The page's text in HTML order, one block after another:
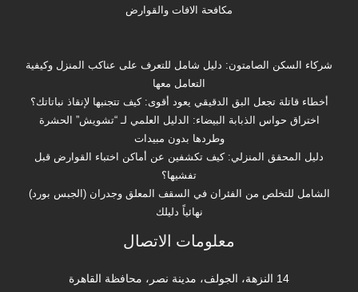
مكافحة الافات والقوارض
شركاء السكن الصامتون: دليل شامل للتعرف على عناكب المنزل وكيفية
التعامل معها
أخطاء قاتلة تجعل البق الدقيقي يعود أقوى: كيف تتجنبها لإنقاذ نباتاتك؟
اختراق حواس الذبابة البيضاء: الدليل العلمي لـ “تشويش” الحشرة
وطردها بدون مبيدات
دليل المحقق المنزلي: كيف تكشفين عن أماكن اختباء القوارض قبل
تفشيها؟
الشامل للتخلص من الفئران في السقف المعلق وجدران (الجبس بورد)
نهائياً دليلك
معلومات الاتصال
14 النزهة، الجولف، مدينة نصر، محافظة القاهرة‬